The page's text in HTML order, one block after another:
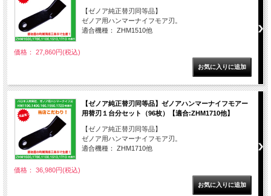
【ゼノア純正替刃同等品】
ゼノア用ハンマーナイフモア刃。
適合機種： ZHM1510他
価格： 27,860円(税込)
【ゼノア純正替刃同等品】ゼノアハンマーナイフモアー
用替刃１台分セット（96枚）【適合:ZHM1710他】
【ゼノア純正替刃同等品】
ゼノア用ハンマーナイフモア刃。
適合機種： ZHM1710他
価格： 36,980円(税込)